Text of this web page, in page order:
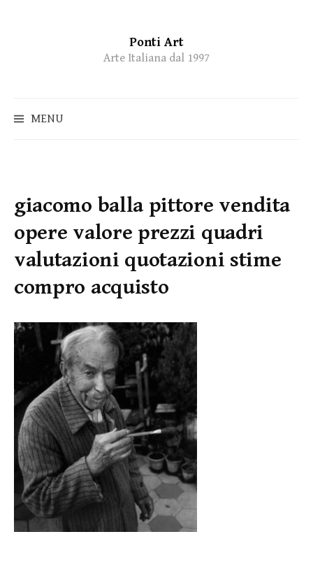
Ponti Art
Arte Italiana dal 1997
MENU
giacomo balla pittore vendita
opere valore prezzi quadri
valutazioni quotazioni stime
compro acquisto